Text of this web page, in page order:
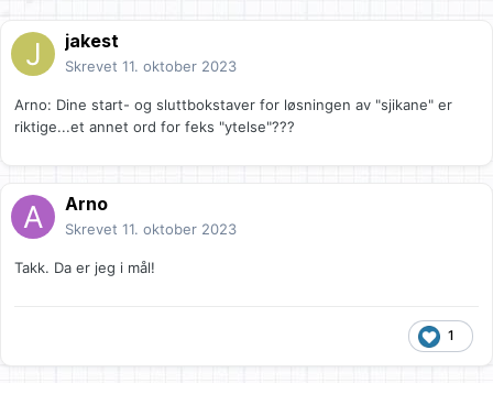
jakest
Skrevet 11. oktober 2023
Arno: Dine start- og sluttbokstaver for løsningen av "sjikane" er
riktige...et annet ord for feks "ytelse"???
Arno
Skrevet 11. oktober 2023
Takk. Da er jeg i mål!
1